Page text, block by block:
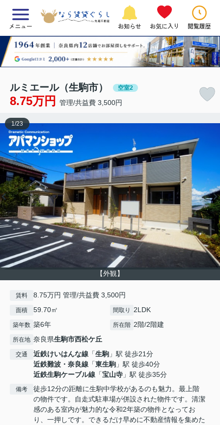
メニュー お知らせ お気に入り 閲覧履歴
ルミエール（生駒市） 空室2
8.75万円 管理/共益費 3,500円
【外観】
1/23
賃料 8.75万円 管理/共益費 3,500円
面積 59.70㎡ 間取り 2LDK
築年数 築6年 所在階 2階/2階建
所在地 奈良県生駒市西松ケ丘
交通 近鉄けいはんな線 「生駒 」駅 徒歩21分
近鉄難波・奈良線 「東生駒 」駅 徒歩40分
近鉄生駒ケーブル線 「宝山寺 」駅 徒歩35分
備考
徒歩12分の距離に生駒中学校があるのも魅力。最上階
の物件です。自走式駐車場が併設された物件です。清潔
感のある室内が魅力的な令和2年築の物件となってお
り、一押しです。できるだけ早めに不動産情報を集めた